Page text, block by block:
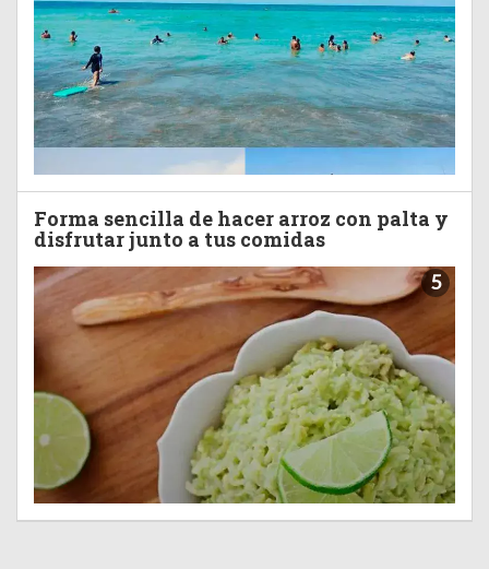
Forma sencilla de hacer arroz con palta y
disfrutar junto a tus comidas
5